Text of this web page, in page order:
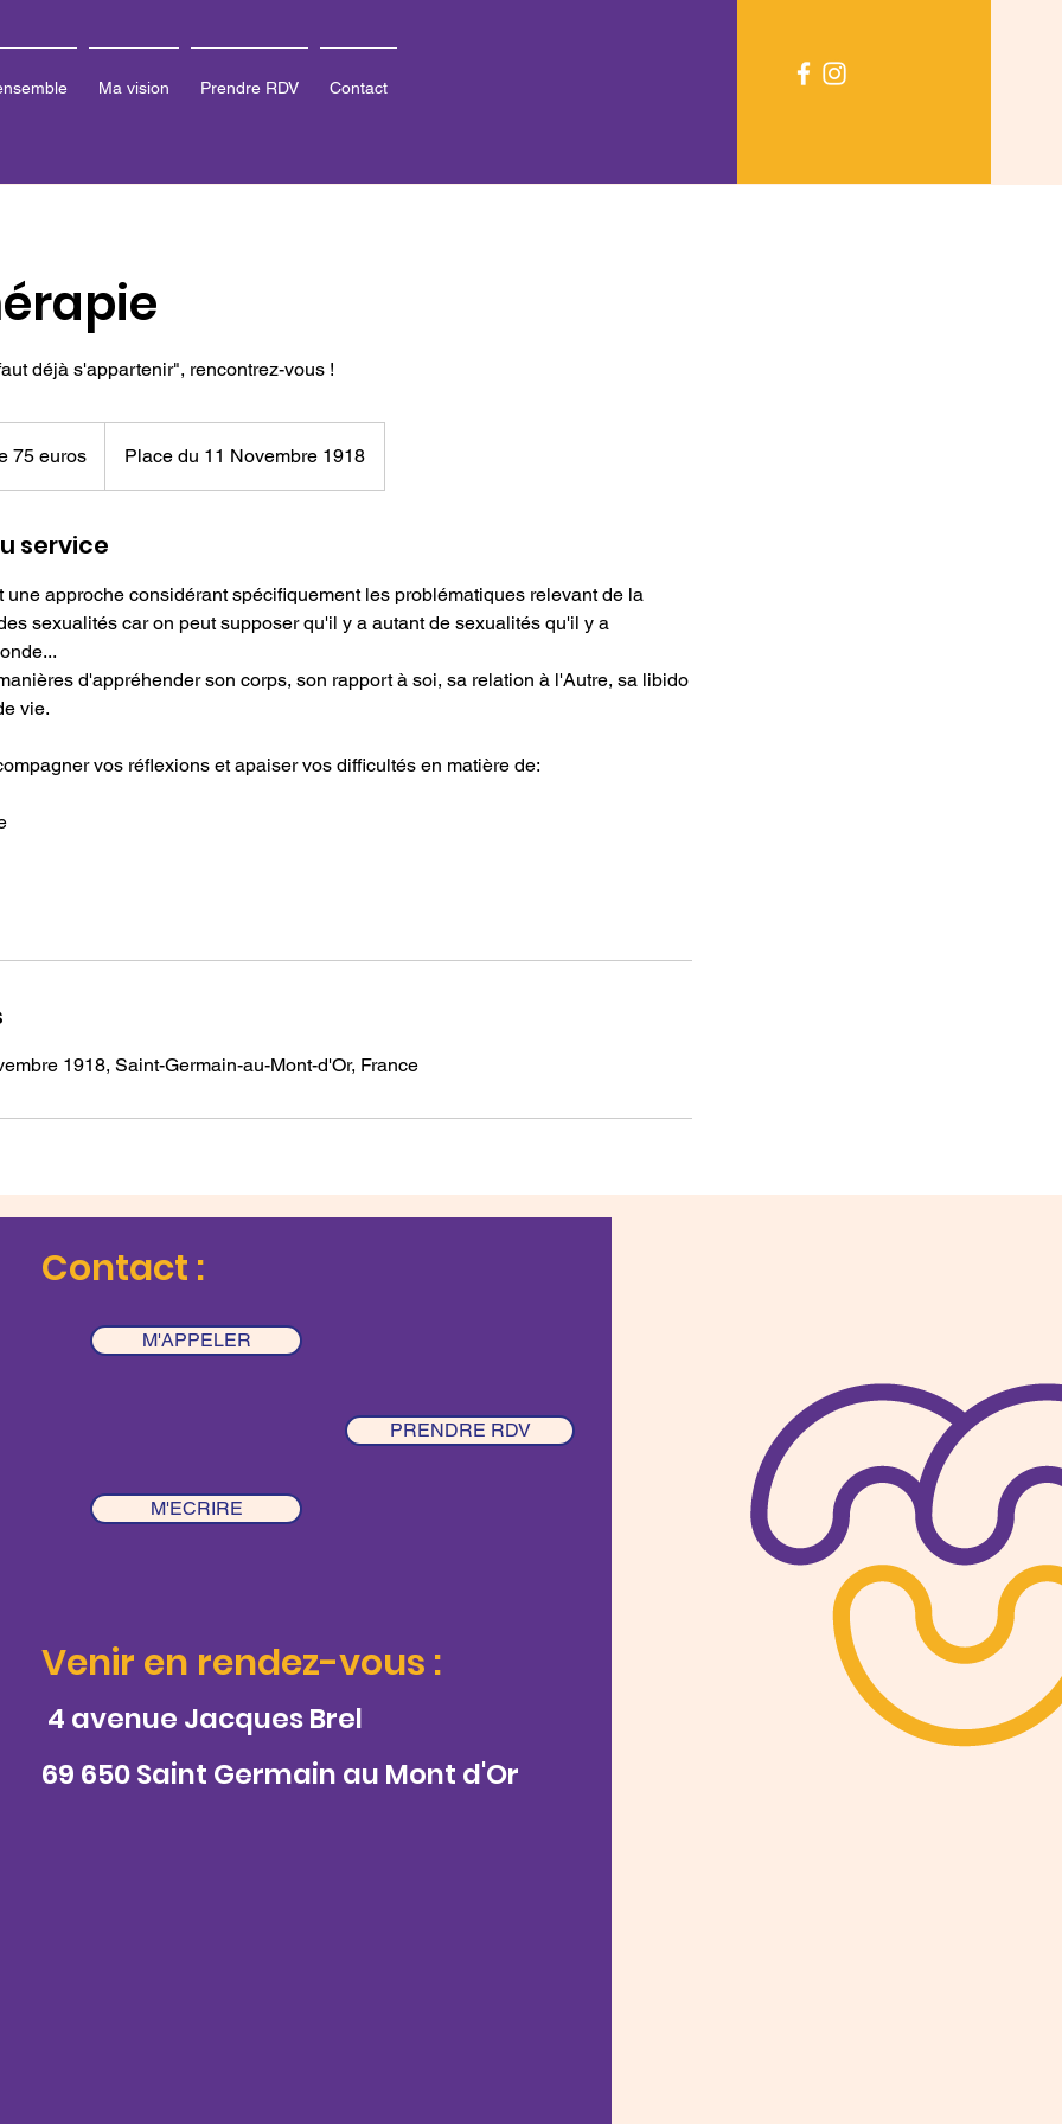
Ma vision Prendre RDV Contact
déjà s'appartenir", rencontrez-vous !
75 euros Place du 11 Novembre 1918
service
une approche considérant spécifiquement les problématiques relevant de la
sexualités car on peut supposer qu'il y a autant de sexualités qu'il y a
d'appréhender son corps, son rapport à soi, sa relation à l'Autre, sa libido
vie.
vos réflexions et apaiser vos difficultés en matière de:
1918, Saint-Germain-au-Mont-d'Or, France
Contact :
Venir en rendez-vous :
4 avenue Jacques Brel
69 650 Saint Germain au Mont d'Or
M'ECRIRE
M'APPELER
PRENDRE RDV